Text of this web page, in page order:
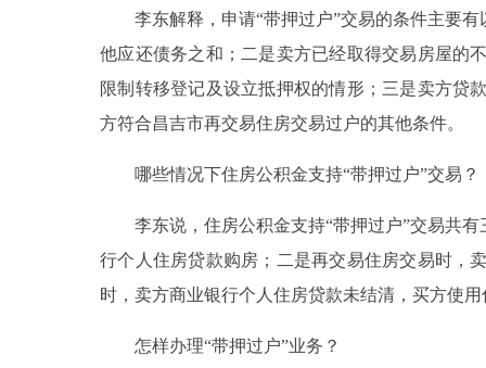
李东解释，申请“带押过户”交易的条件主要有
他应还债务之和；二是卖方已经取得交易房屋的
限制转移登记及设立抵押权的情形；三是卖方贷
方符合昌吉市再交易住房交易过户的其他条件。
哪些情况下住房公积金支持“带押过户”交易？
李东说，住房公积金支持“带押过户”交易共有
行个人住房贷款购房；二是再交易住房交易时，
时，卖方商业银行个人住房贷款未结清，买方使
怎样办理“带押过户”业务？